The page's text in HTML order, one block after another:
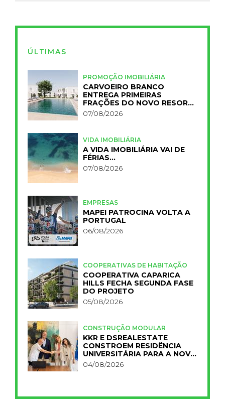
ÚLTIMAS
PROMOÇÃO IMOBILIÁRIA
CARVOEIRO BRANCO
ENTREGA PRIMEIRAS
FRAÇÕES DO NOVO RESORT
PRIMELIFE
07/08/2026
VIDA IMOBILIÁRIA
A VIDA IMOBILIÁRIA VAI DE
FÉRIAS…
07/08/2026
EMPRESAS
MAPEI PATROCINA VOLTA A
PORTUGAL
06/08/2026
COOPERATIVAS DE HABITAÇÃO
COOPERATIVA CAPARICA
HILLS FECHA SEGUNDA FASE
DO PROJETO
05/08/2026
CONSTRUÇÃO MODULAR
KKR E DSREALESTATE
CONSTROEM RESIDÊNCIA
UNIVERSITÁRIA PARA A NOVA
FCT
04/08/2026